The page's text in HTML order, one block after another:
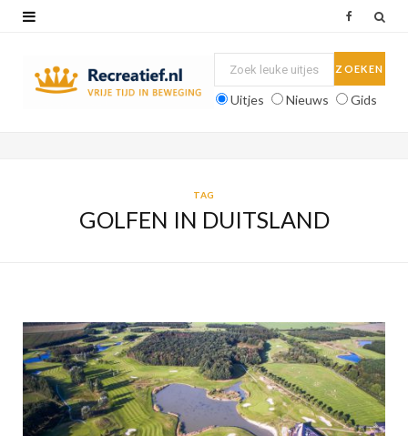
Uitjes Nieuws Gids
TAG
GOLFEN IN DUITSLAND